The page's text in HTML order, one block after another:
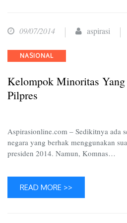
09/07/2014 aspirasi
Categories
NASIONAL
Kelompok Minoritas
Pilpres
Aspirasionline.com – Sedikitnya ada
negara yang berhak menggunakan
presiden 2014. Namun, Komnas…
READ MORE >>